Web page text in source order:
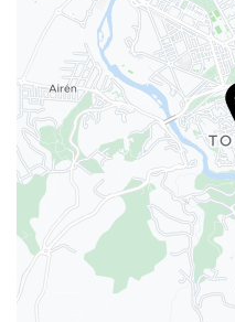
Internet
WiFi gratuit
Servicii de curățenie
Spălătorie
SPA
Spa